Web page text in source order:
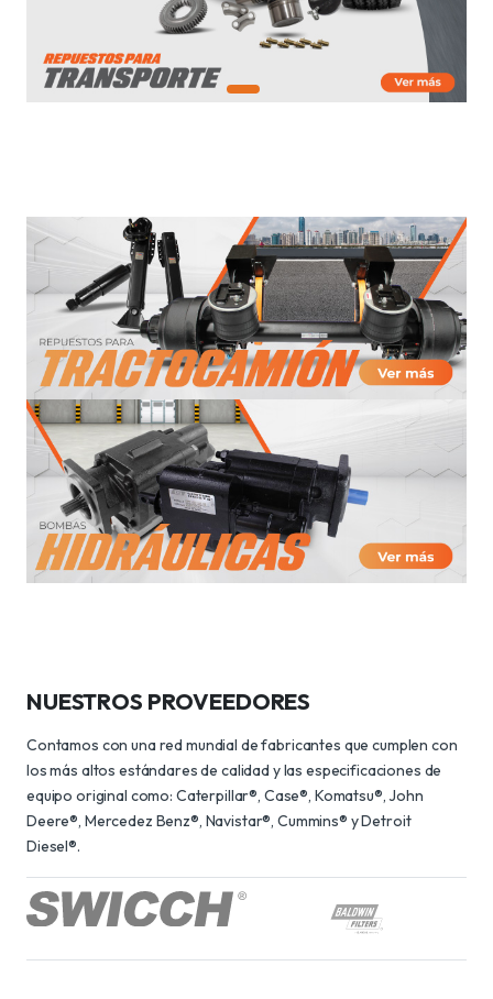
NUESTROS PROVEEDORES
Contamos con una red mundial de fabricantes que cumplen con
los más altos estándares de calidad y las especificaciones de
equipo original como: Caterpillar®, Case®, Komatsu®, John
Deere®, Mercedez Benz®, Navistar®, Cummins® y Detroit
Diesel®.